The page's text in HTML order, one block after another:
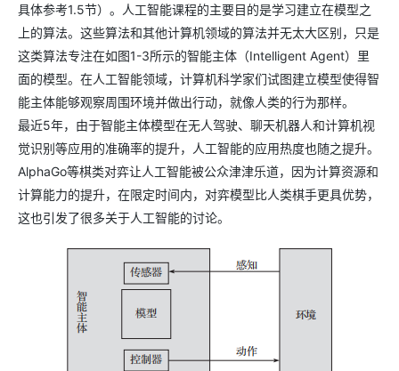
具体参考1.5节）。人工智能课程的主要目的是学习建立在模型之
上的算法。这些算法和其他计算机领域的算法并无太大区别，只是
这类算法专注在如图1-3所示的智能主体（Intelligent Agent）里
面的模型。在人工智能领域，计算机科学家们试图建立模型使得智
能主体能够观察周围环境并做出行动，就像人类的行为那样。
最近5年，由于智能主体模型在无人驾驶、聊天机器人和计算机视
觉识别等应用的准确率的提升，人工智能的应用热度也随之提升。
AlphaGo等棋类对弈让人工智能被公众津津乐道，因为计算资源和
计算能力的提升，在限定时间内，对弈模型比人类棋手更具优势，
这也引发了很多关于人工智能的讨论。